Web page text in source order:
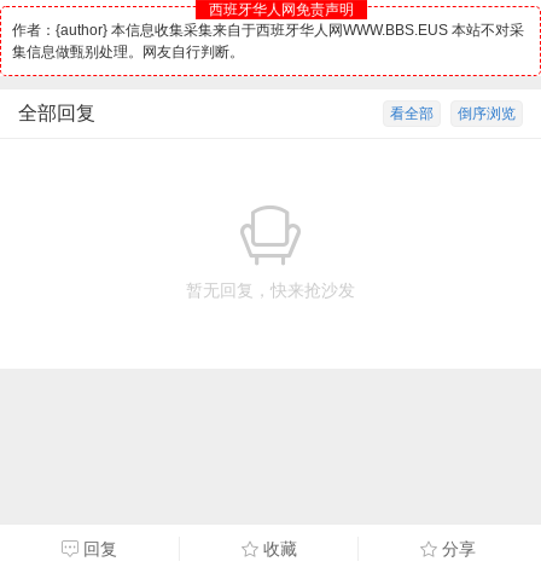
西班牙华人网免责声明
作者：{author} 本信息收集采集来自于西班牙华人网WWW.BBS.EUS 本站不对采
集信息做甄别处理。网友自行判断。
倒序浏览
看全部
全部回复
暂无回复，快来抢沙发
回复 收藏 分享